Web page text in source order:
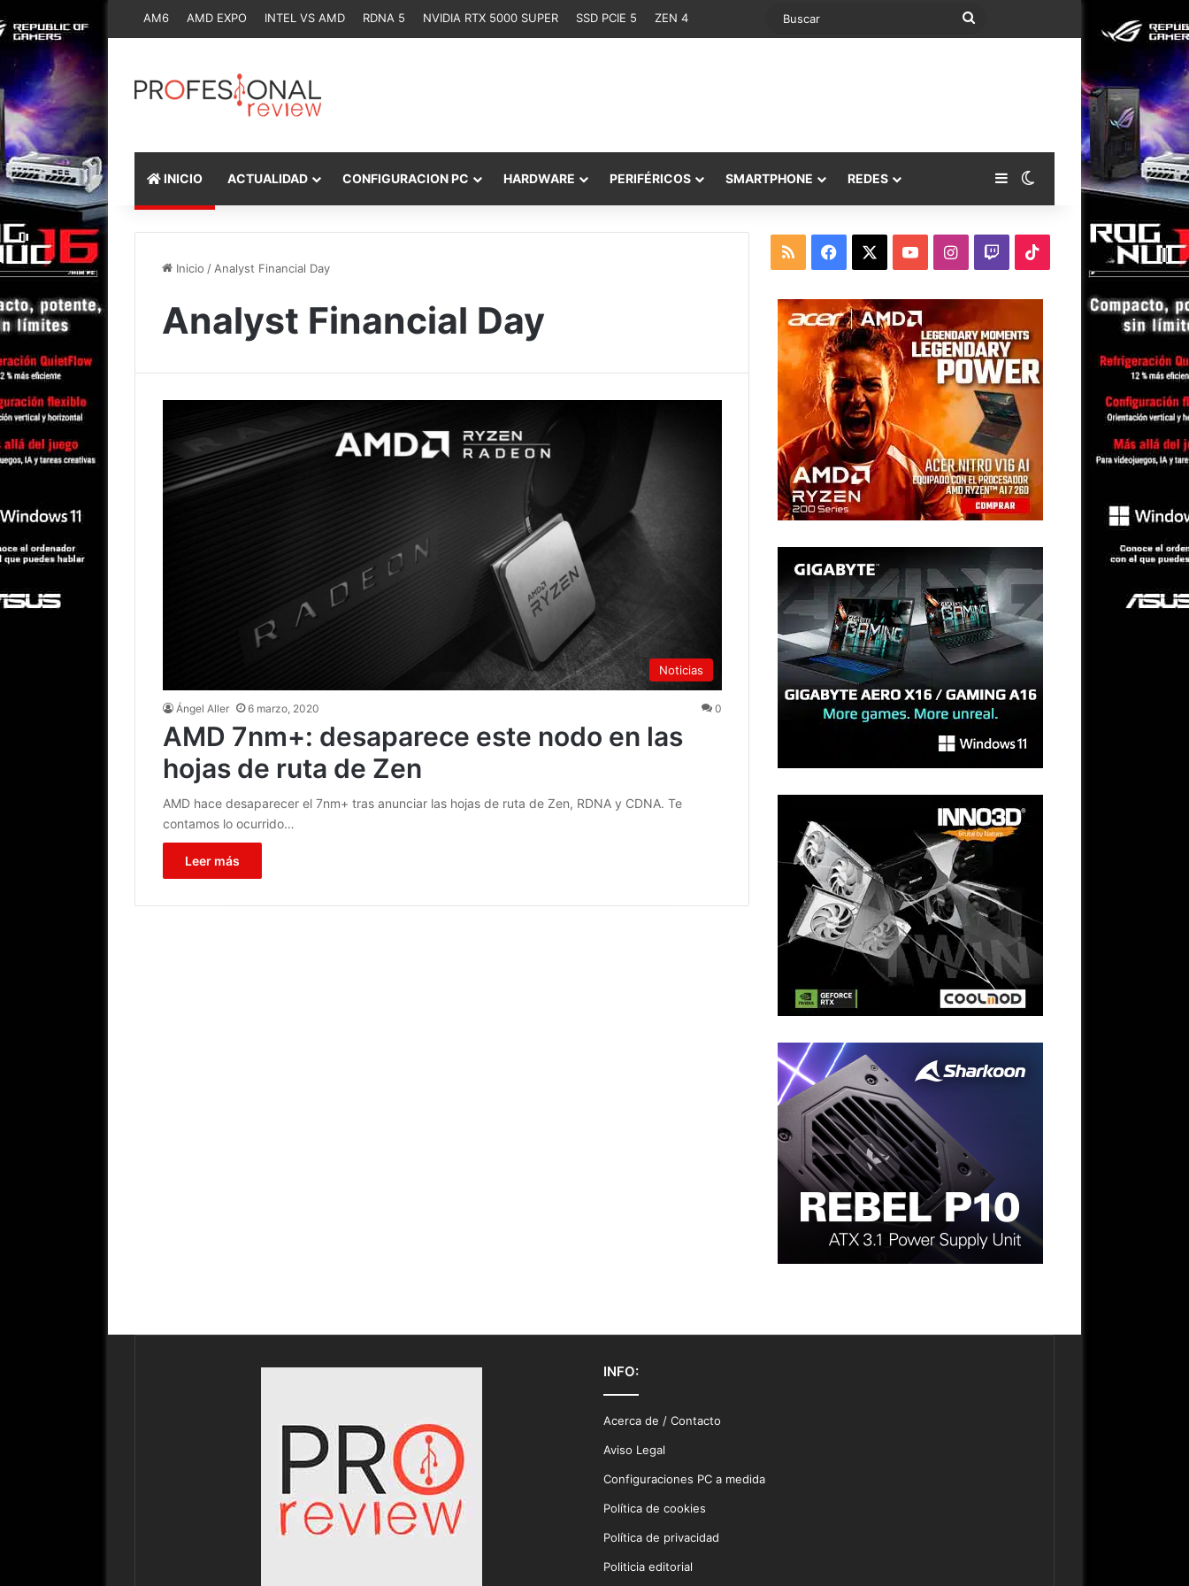
AM6 AMD EXPO INTEL VS AMD RDNA 5 NVIDIA RTX 5000 SUPER SSD PCIE 5 ZEN 4 Buscar
INICIO ACTUALIDAD CONFIGURACION PC HARDWARE PERIFÉRICOS SMARTPHONE REDES Barra lateral
Switch skin
Inicio / Analyst Financial Day
Analyst Financial Day
Noticias
Ángel Aller 6 marzo, 2020 0
AMD 7nm+: desaparece este nodo en las
hojas de ruta de Zen
AMD hace desaparecer el 7nm+ tras anunciar las hojas de ruta de Zen, RDNA y CDNA. Te
contamos lo ocurrido…
Leer más
RSS Facebook YouTubeInstagram
TwitchTikTok
INFO:
Acerca de / Contacto
Aviso Legal
Configuraciones PC a medida
Política de cookies
Política de privacidad
Politicia editorial